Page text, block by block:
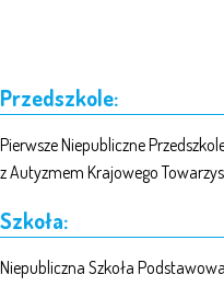
Przedszkole:
Pierwsze Niepubliczne
z Autyzmem Krajowego
Szkoła:
Niepubliczna Szkoła Podstawowa